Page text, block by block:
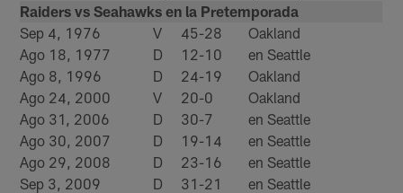
Raiders vs Seahawks en la Pretemporada
Sep 4, 1976
V 45-28
Oakland
Ago 18, 1977
D 12-10
en Seattle
Ago 8, 1996
D 24-19
Oakland
Ago 24, 2000
V 20-0
Oakland
Ago 31, 2006
D 30-7
en Seattle
Ago 30, 2007
D 19-14
en Seattle
Ago 29, 2008
D 23-16
en Seattle
Sep 3, 2009
D 31-21
en Seattle